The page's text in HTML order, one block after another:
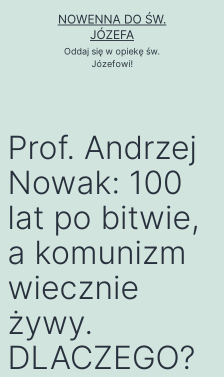
NOWENNA DO ŚW.
JÓZEFA
Oddaj się w opiekę św.
Józefowi!
Prof. Andrzej
Nowak: 100
lat po bitwie,
a komunizm
wiecznie
żywy.
DLACZEGO?